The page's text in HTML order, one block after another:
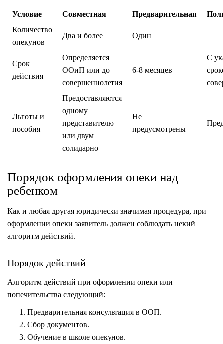
Условие Совместная Предварительная
Количество
опекунов
Два и более Один
Срок
действия
Определяется
ООиП или до
совершеннолетия
6-8 месяцев
С
Льготы и
пособия
Предоставляются
одному
представителю
или двум
солидарно
Не
предусмотрены
Порядок оформления опеки над
ребенком
Как и любая другая юридически значимая процедура, при
оформлении опеки заявитель должен соблюдать некий
алгоритм действий.
Порядок действий
Алгоритм действий при оформлении опеки или
попечительства следующий:
Предварительная консультация в ООП.
Сбор документов.
Обучение в школе опекунов.